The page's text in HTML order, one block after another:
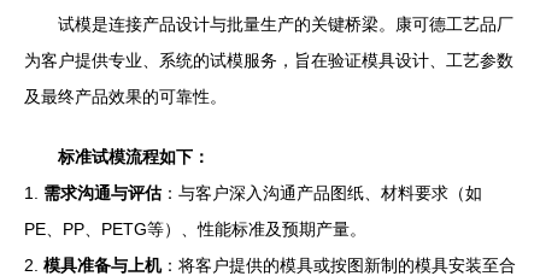
试模是连接产品设计与批量生产的关键桥梁。康可德工艺品厂
为客户提供专业、系统的试模服务，旨在验证模具设计、工艺参数
及最终产品效果的可靠性。
标准试模流程如下：
1. 需求沟通与评估：与客户深入沟通产品图纸、材料要求（如
PE、PP、PETG等）、性能标准及预期产量。
2. 模具准备与上机：将客户提供的模具或按图新制的模具安装至合